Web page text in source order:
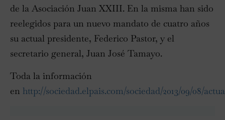
de la Asociación Juan XXIII. En la misma han sido
reelegidos para un nuevo mandato de cuatro años
su actual presidente, Federico Pastor, y el
secretario general, Juan José Tamayo.
Toda la información
en http://sociedad.elpais.com/sociedad/2013/09/08/